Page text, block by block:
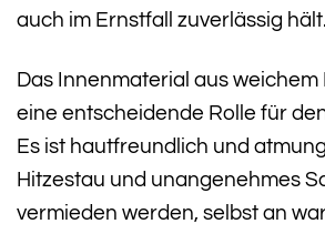
auch im Ernstfall zuverlässig hält.
Das Innenmaterial aus
eine entscheidende Rolle für
Es ist hautfreundlich und
Hitzestau und unangenehmes
vermieden werden, selbst an